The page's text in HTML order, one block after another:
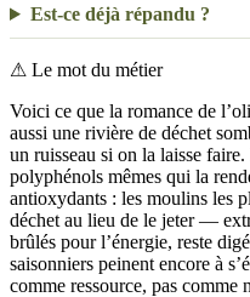
Est-ce déjà répandu ?
⚠ Le mot du métier
Voici ce que la romance de
aussi une rivière de déchet
un ruisseau si on la laisse
polyphénols mêmes qui la
antioxydants : les moulins les
déchet au lieu de le jeter —
brûlés pour l’énergie, reste
saisonniers peinent encore à
comme ressource, pas comme